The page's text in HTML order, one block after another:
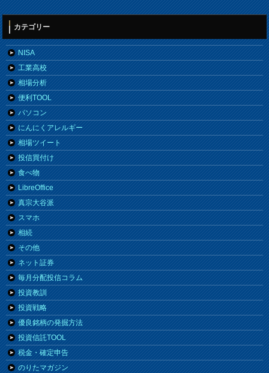
カテゴリー
NISA
工業高校
相場分析
便利TOOL
パソコン
にんにくアレルギー
相場ツイート
投信買付け
食べ物
LibreOffice
真宗大谷派
スマホ
相続
その他
ネット証券
毎月分配投信コラム
投資教訓
投資戦略
優良銘柄の発掘方法
投資信託TOOL
税金・確定申告
のりたマガジン